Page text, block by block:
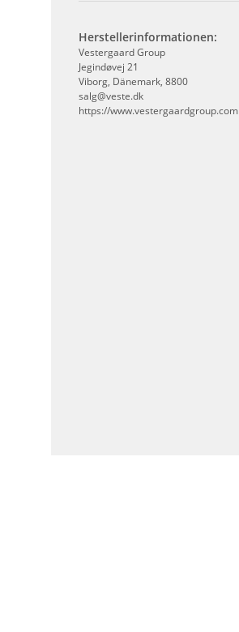
Herstellerinformationen:
Vestergaard Group
Jegindøvej 21
Viborg, Dänemark, 8800
salg@veste.dk
https://www.vestergaardgroup.com